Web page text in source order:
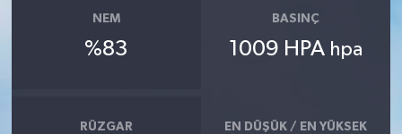
NEM
%83
BASINÇ
1009 HPA hpa
RÜZGAR EN DÜŞÜK / EN YÜKSEK